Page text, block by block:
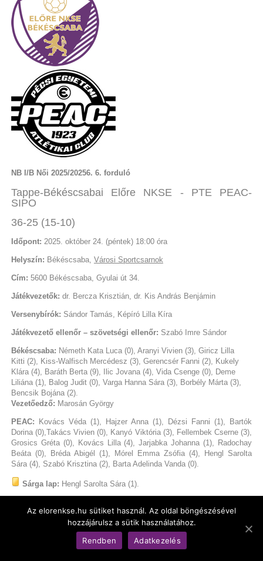
NB I/B Női 2025/20256. 6. forduló
Tappe-Békéscsabai Előre NKSE - PTE PEAC-
SIPO
36-25 (15-10)
Időpont: 2025. október 24. (péntek) 18:00 óra
Helyszín: Békéscsaba, Városi Sportcsarnok
Cím: 5600 Békéscsaba, Gyulai út 34.
Játékvezetők: dr. Bercza Krisztián, dr. Kis András Benjámin
Versenybírók: Sándor Tamás, Képíró Lilla Kíra
Játékvezető ellenőr – szövetségi ellenőr: Szabó Imre Sándor
Békéscsaba: Németh Kata Luca (0), Aranyi Vivien (3), Giricz Lilla
Kitti (2), Kiss-Walfisch Mercédesz (3), Gerencsér Fanni (2), Kukely
Klára (4), Baráth Berta (9), Ilic Jovana (4), Vida Csenge (0), Deme
Liliána (1), Balog Judit (0), Varga Hanna Sára (3), Borbély Márta (3),
Bencsik Bojána (2).
Vezetőedző: Marosán György
PEAC: Kovács Véda (1), Hajzer Anna (1), Dézsi Fanni (1), Bartók
Dorina (0),Takács Vivien (0), Kanyó Viktória (3), Fellembek Cserne (3),
Grosics Gréta (0), Kovács Lilla (4), Jarjabka Johanna (1), Radochay
Beáta (0), Bréda Abigél (1), Mórel Emma Zsófia (4), Hengl Sarolta
Sára (4), Szabó Krisztina (2), Barta Adelinda Vanda (0).
Sárga lap: Hengl Sarolta Sára (1).
Anna (2. perc), Dézsi Fanni (4. perc), Hengl Sarolta Sára (2. perc).
Hétméteresek:Kiss-Walfisch Mercédesz (1/1), Baráth Berta (1/1),
Borbély Márta (1/3), Takács Eszter (1/1), Vass Víta Luca (1/1).
Az elorenkse.hu sütiket használ. Az oldal böngészésével
hozzájárulsz a sütik használatához.
Rendben
Adatkezelés